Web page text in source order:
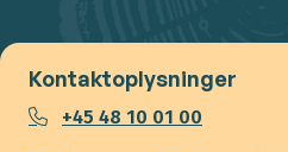
Kontaktoplysninger
+45 48 10 01 00